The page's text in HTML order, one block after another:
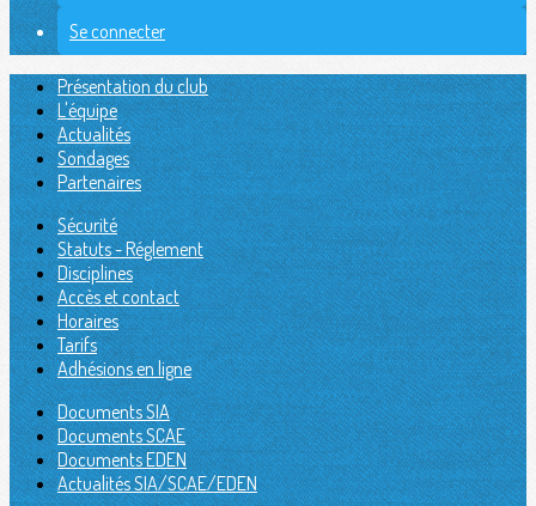
Se connecter
Présentation du club
L'équipe
Actualités
Sondages
Partenaires
Sécurité
Statuts - Réglement
Disciplines
Accès et contact
Horaires
Tarifs
Adhésions en ligne
Documents SIA
Documents SCAE
Documents EDEN
Actualités SIA/SCAE/EDEN